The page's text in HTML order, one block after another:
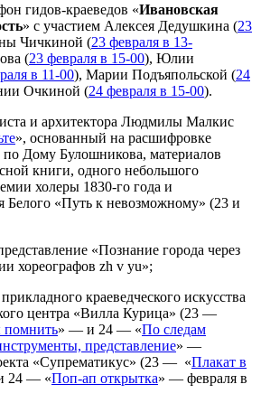
гидов-краеведов «Ивановская
» с участием Алексея Дедушкина (23
Чичкиной (23 февраля в 13-
(23 февраля в 15-00), Юлии
в 11-00), Марии Подъяпольской (24
Очкиной (24 февраля в 15-00).
и архитектора Людмилы Малкис
», основанный на расшифровке
Дому Булошникова, материалов
книги, одного небольшого
холеры 1830-го года и
Белого «Путь к невозможному» (23 и
«Познание города через
хореографов zh v yu»;
краеведческого искусства
центра «Вилла Курица» (23 —
» — и 24 — «По следам
представление» —
«Супрематикус» (23 — «Плакат в
24 — «Поп-ап открытка» — февраля в